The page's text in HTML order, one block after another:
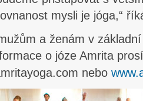
mysli je jóga,“
a ženám v
o józe Amrita
nebo